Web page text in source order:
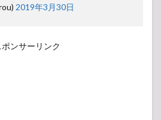
2019年3月30日
ポンサーリンク